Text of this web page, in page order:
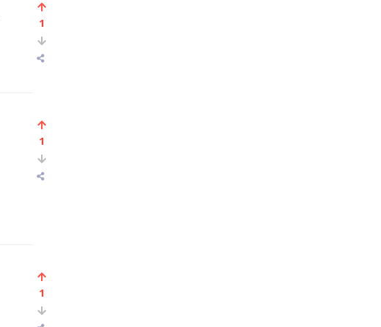
1
1
1